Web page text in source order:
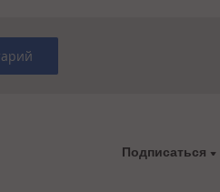
Подписаться